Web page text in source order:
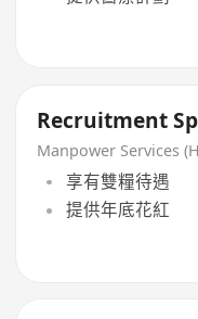
Recruitment
Manpower Services
享有雙糧待遇
提供年底花紅